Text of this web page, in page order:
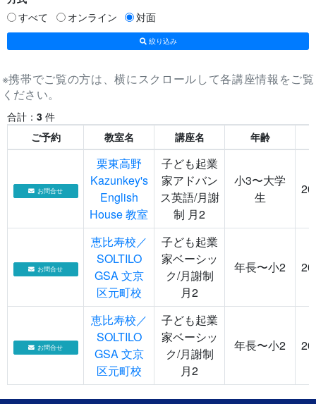
すべて
オンライン 対面
絞り込み
※携帯でご覧の方は、横にスクロールして各講座情報をご覧
ください。
合計： 3 件
ご予約
教室名 講座名 年齢
お問合せ
栗東高野
Kazunkey's
English
House 教室
子ども起業
家アドバン
ス英語/月謝
制 月2
小3〜大学
生
お問合せ
恵比寿校／
SOLTILO
GSA 文京
区元町校
子ども起業
家ベーシッ
ク/月謝制
月2
年長〜小2
お問合せ
恵比寿校／
SOLTILO
GSA 文京
区元町校
子ども起業
家ベーシッ
ク/月謝制
月2
年長〜小2